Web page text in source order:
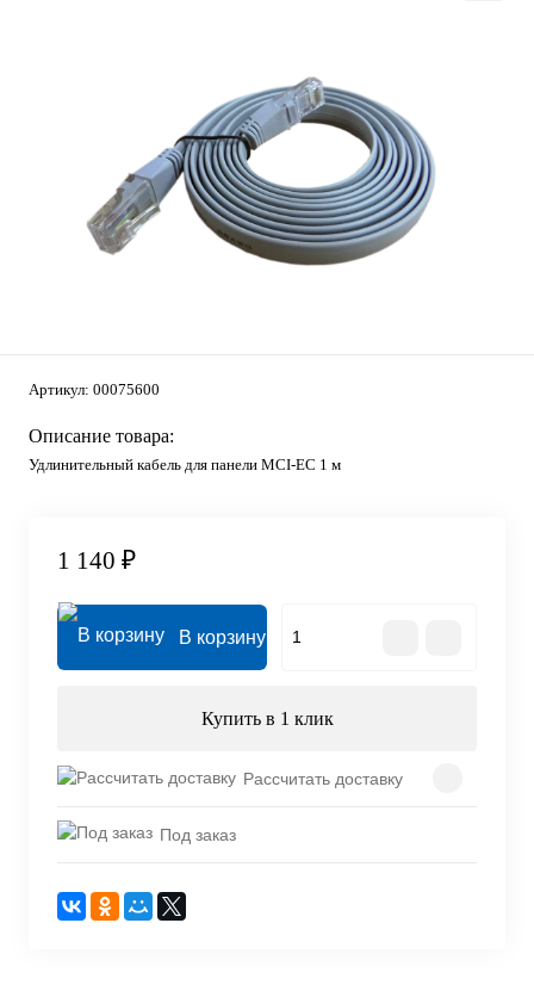
Артикул: 00075600
Описание товара:
Удлинительный кабель для панели MCI-EC 1 м
1 140 ₽
В корзину
Купить в 1 клик
Рассчитать доставку
Под заказ